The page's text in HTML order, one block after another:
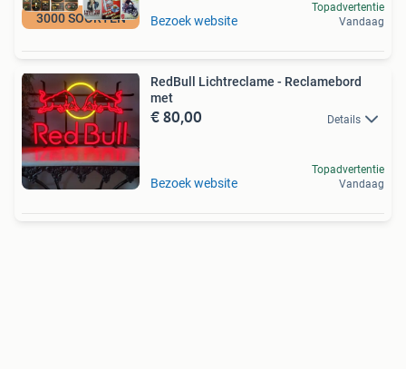
3000 SOORTEN Bezoek website
Topadvertentie
Vandaag
RedBull Lichtreclame - Reclamebord
met
€ 80,00 Details
Bezoek website
Topadvertentie
Vandaag